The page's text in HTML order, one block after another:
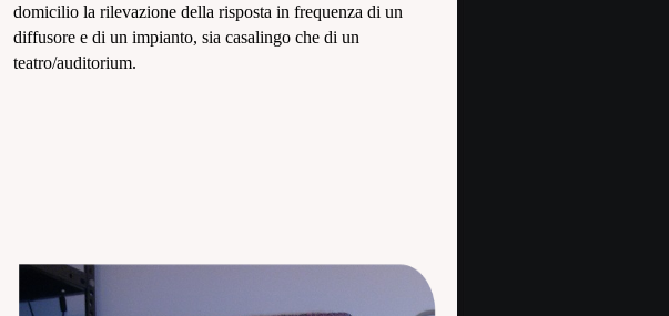
domicilio la rilevazione della risposta in frequenza di un
diffusore e di un impianto, sia casalingo che di un
teatro/auditorium.